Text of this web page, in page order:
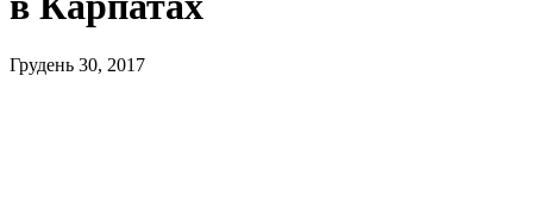
Грудень 30, 2017